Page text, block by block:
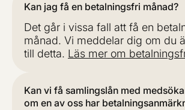
Kan jag få en betalningsfri månad?
Det går i vissa fall att få en
månad. Vi meddelar dig om du
till detta. Läs mer om
Kan vi få samlingslån med
om en av oss har